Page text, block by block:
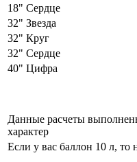
18" Сердце
32" Звезда
32" Круг
32" Сердце
40" Цифра
Данные расчеты
характер
Если у вас баллон 10 л, то